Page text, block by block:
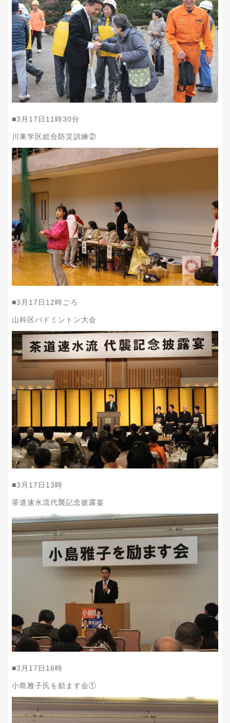
■3 月 17 日 11時30分
川東学区総合防災訓練②
■3 月 17 日 12時ごろ
山科区バドミントン大会
■3 月 17 日 13時
茶道速水流代襲記念披露宴
■3 月 17 日 16時
小島雅子氏を励ます会①